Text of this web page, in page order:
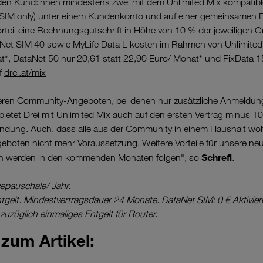
Kund:innen mindestens zwei mit dem Unlimited Mix
only) unter einem Kundenkonto und auf einer gemeinsamen
eine Rechnungsgutschrift in Höhe von 10 % der jeweiligen
SIM 40 sowie MyLife Data L kosten im Rahmen von
DataNet 50 nur 20,61 statt 22,90 Euro/ Monat* und FixData
drei.at/mix
Community-Angeboten, bei denen nur zusätzliche
Drei mit Unlimited Mix auch auf den ersten Vertrag minus
Auch, dass alle aus der Community in einem Haushalt
nicht mehr Voraussetzung. Weitere Vorteile für unsere
werden in den kommenden Monaten folgen", so Schrefl.
Jahr.
Mindestvertragsdauer 24 Monate. DataNet SIM: 0 €
einmaliges Entgelt für Router.
Artikel: